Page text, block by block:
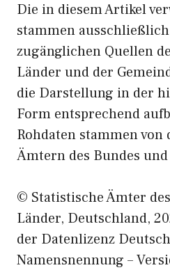
Die in diesem Artikel
stammen
zugänglichen Quellen
Länder und der
die Darstellung in der
Form entsprechend
Rohdaten stammen
Ämtern des Bundes
© Statistische Ämter
Länder, Deutschland,
der Datenlizenz
Namensnennung –